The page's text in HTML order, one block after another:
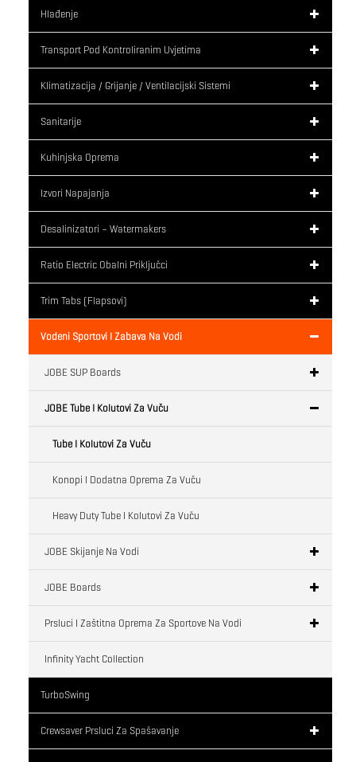
Hlađenje
Transport Pod Kontroliranim Uvjetima
Klimatizacija / Grijanje / Ventilacijski Sistemi
Sanitarije
Kuhinjska Oprema
Izvori Napajanja
Desalinizatori – Watermakers
Ratio Electric Obalni Priključci
Trim Tabs (flapsovi)
Vodeni Sportovi I Zabava Na Vodi
JOBE SUP Boards
JOBE Tube I Kolutovi Za Vuču
Tube I Kolutovi Za Vuču
Konopi I Dodatna Oprema Za Vuču
Heavy Duty Tube I Kolutovi Za Vuču
JOBE Skijanje Na Vodi
JOBE Boards
Prsluci I Zaštitna Oprema Za Sportove Na Vodi
Infinity Yacht Collection
TurboSwing
Crewsaver Prsluci Za Spašavanje